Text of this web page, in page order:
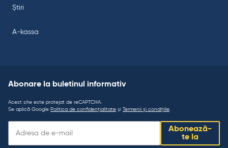
Știri
A-kassa
Abonare la buletinul informativ
Acest site este protejat de reCAPTCHA.
Se aplică Google Politica de confidențialitate și Termenii și condițiile.
Abonează-
te la